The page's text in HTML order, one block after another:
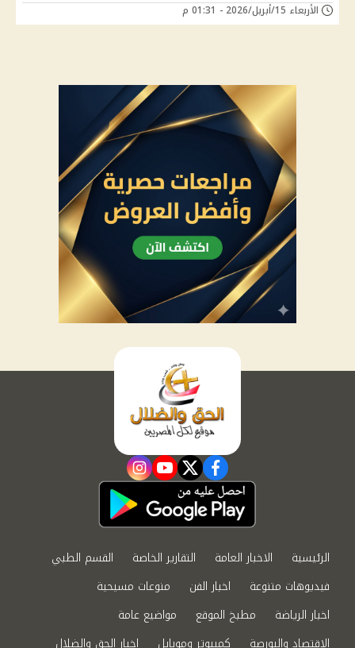
الأربعاء 15/أبريل/2026 - 01:31 م
facebook
twitter
youtube
instagram
الرئيسية الاخبار العامة التقارير الخاصة
القسم الطبي
فيديوهات متنوعة
اخبار الفن
منوعات مسيحية
اخبار الرياضة
مطبخ الموقع
مواضيع عامة
الاقتصاد والبورصة
كمبيوتر وموبايل اخبار الحق والضلال